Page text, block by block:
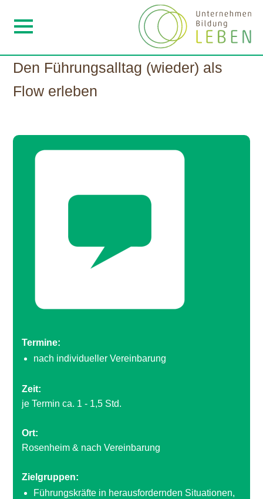
Den Führungsalltag (wieder) als
Flow erleben
Termine:
nach individueller Vereinbarung
Zeit:
je Termin ca. 1 - 1,5 Std.
Ort:
Rosenheim & nach Vereinbarung
Zielgruppen:
Führungskräfte in herausfordernden Situationen,